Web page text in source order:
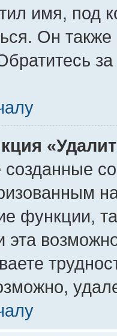
имя, под
Он
функции,